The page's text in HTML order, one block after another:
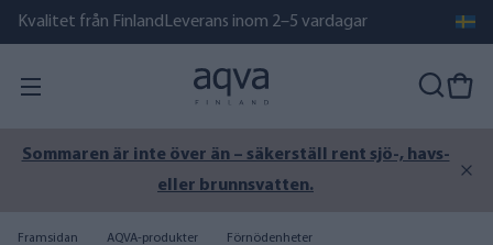
Kvalitet från Finland Leverans inom 2–5 vardagar
Sommaren är inte över än – säkerställ rent sjö-, havs-
eller brunnsvatten.
Framsidan AQVA-produkter
Förnödenheter